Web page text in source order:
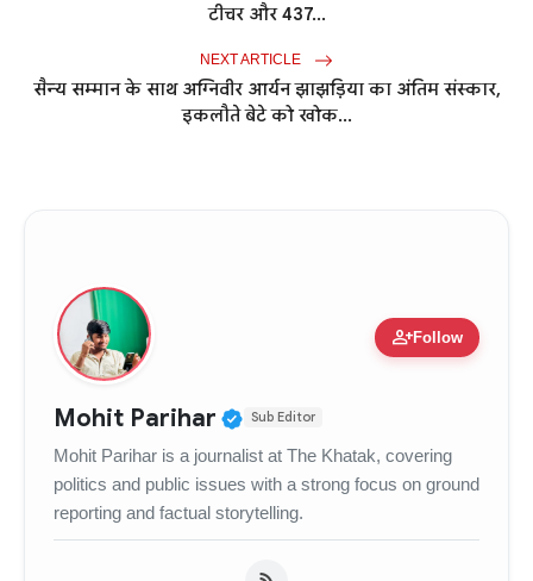
टीचर और 437...
NEXT ARTICLE
सैन्य सम्मान के साथ अग्निवीर आर्यन झाझड़िया का अंतिम संस्कार,
इकलौते बेटे को खोक...
person_addFollow
Mohit Parihar Verified Public Figure •
Sub Editor
Mohit Parihar is a journalist at The Khatak, covering
politics and public issues with a strong focus on ground
reporting and factual storytelling.